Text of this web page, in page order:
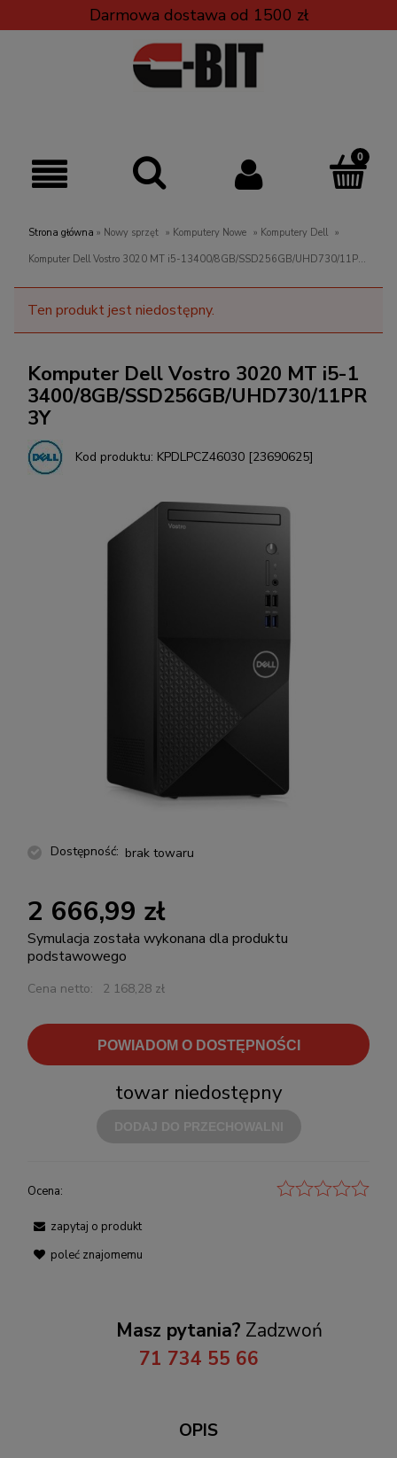
Darmowa dostawa od 1500 zł
Strona główna » Nowy sprzęt » Komputery Nowe » Komputery Dell »
Komputer Dell Vostro 3020 MT i5-13400/8GB/SSD256GB/UHD730/11PR
3Y
Ten produkt jest niedostępny.
Komputer Dell Vostro 3020 MT i5-1
3400/8GB/SSD256GB/UHD730/11PR
3Y
Kod produktu: KPDLPCZ46030 [23690625]
Dostępność: brak towaru
2 666,99 zł
Symulacja została wykonana dla produktu
podstawowego
Cena netto: 2 168,28 zł
POWIADOM O DOSTĘPNOŚCI
towar niedostępny
Ocena:
zapytaj o produkt
poleć znajomemu
Masz pytania? Zadzwoń
71 734 55 66
OPIS